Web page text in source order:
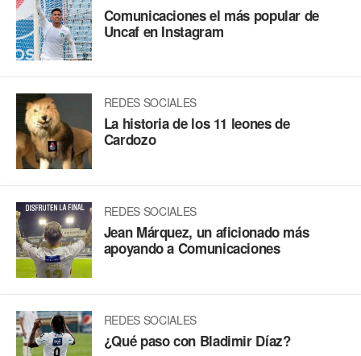
Comunicaciones el más popular de
Uncaf en Instagram
REDES SOCIALES
La historia de los 11 leones de
Cardozo
REDES SOCIALES
Jean Márquez, un aficionado más
apoyando a Comunicaciones
REDES SOCIALES
¿Qué paso con Bladimir Díaz?